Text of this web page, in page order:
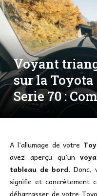
Voyant
sur la
Serie 70 :
A l’allumage de votre
avez aperçu qu’un
tableau de bord. Donc,
signifie et concrètement
débarrasser de votre